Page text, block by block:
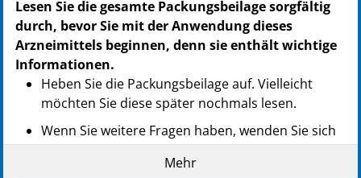
Lesen Sie die gesamte Packungsbeilage sorgfältig
durch, bevor Sie mit der Anwendung dieses
Arzneimittels beginnen, denn sie enthält wichtige
Informationen.
Heben Sie die Packungsbeilage auf. Vielleicht
möchten Sie diese später nochmals lesen.
Wenn Sie weitere Fragen haben, wenden Sie sich
an Ihren Arzt, Apotheker oder das medizinische
Mehr